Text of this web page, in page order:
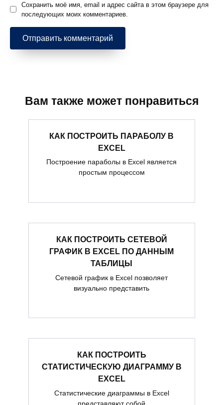
Сохранить моё имя, email и адрес сайта в этом браузере для
последующих моих комментариев.
Вам также может понравиться
КАК ПОСТРОИТЬ ПАРАБОЛУ В
EXCEL
Построение параболы в Excel является
простым процессом
КАК ПОСТРОИТЬ СЕТЕВОЙ
ГРАФИК В EXCEL ПО ДАННЫМ
ТАБЛИЦЫ
Сетевой график в Excel позволяет
визуально представить
КАК ПОСТРОИТЬ
СТАТИСТИЧЕСКУЮ ДИАГРАММУ В
EXCEL
Статистические диаграммы в Excel